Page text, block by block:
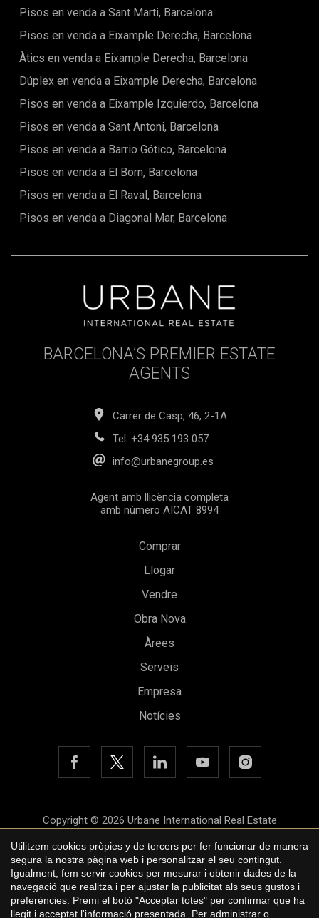
Pisos en venda a Sant Marti, Barcelona
Pisos en venda a Eixample Derecha, Barcelona
Àtics en venda a Eixample Derecha, Barcelona
Dúplex en venda a Eixample Derecha, Barcelona
Pisos en venda a Eixample Izquierdo, Barcelona
Pisos en venda a Sant Antoni, Barcelona
Pisos en venda a Barrio Gótico, Barcelona
Pisos en venda a El Born, Barcelona
Pisos en venda a El Raval, Barcelona
Pisos en venda a Diagonal Mar, Barcelona
BARCELONA’S PREMIER ESTATE
AGENTS
Carrer de Casp, 46, 2-1A
Tel. +34 935 193 057
info@urbanegroup.es
Agent amb llicència completa
amb número AICAT 8994
Comprar
Llogar
Vendre
Obra Nova
Àrees
Serveis
Empresa
Notícies
Copyright © 2026 Urbane International Real Estate
Avís legal
Política de privacitat
Polí­tica de cookies
byiEstrategic
Utilitzem cookies pròpies y de tercers per fer funcionar de manera
segura la nostra pàgina web i personalitzar el seu contingut.
Igualment, fem servir cookies per mesurar i obtenir dades de la
navegació que realitza i per ajustar la publicitat als seus gustos i
preferències. Premi el botó "Acceptar totes" per confirmar que ha
llegit i acceptat l'informació presentada. Per administrar o